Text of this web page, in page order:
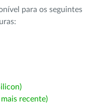
para os seguintes
recente)